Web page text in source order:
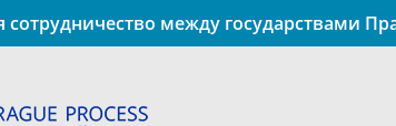
сотрудничество между государствами